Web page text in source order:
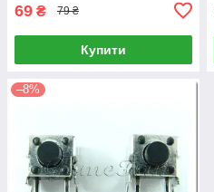
69 ₴ 79 ₴
Купити
–8%